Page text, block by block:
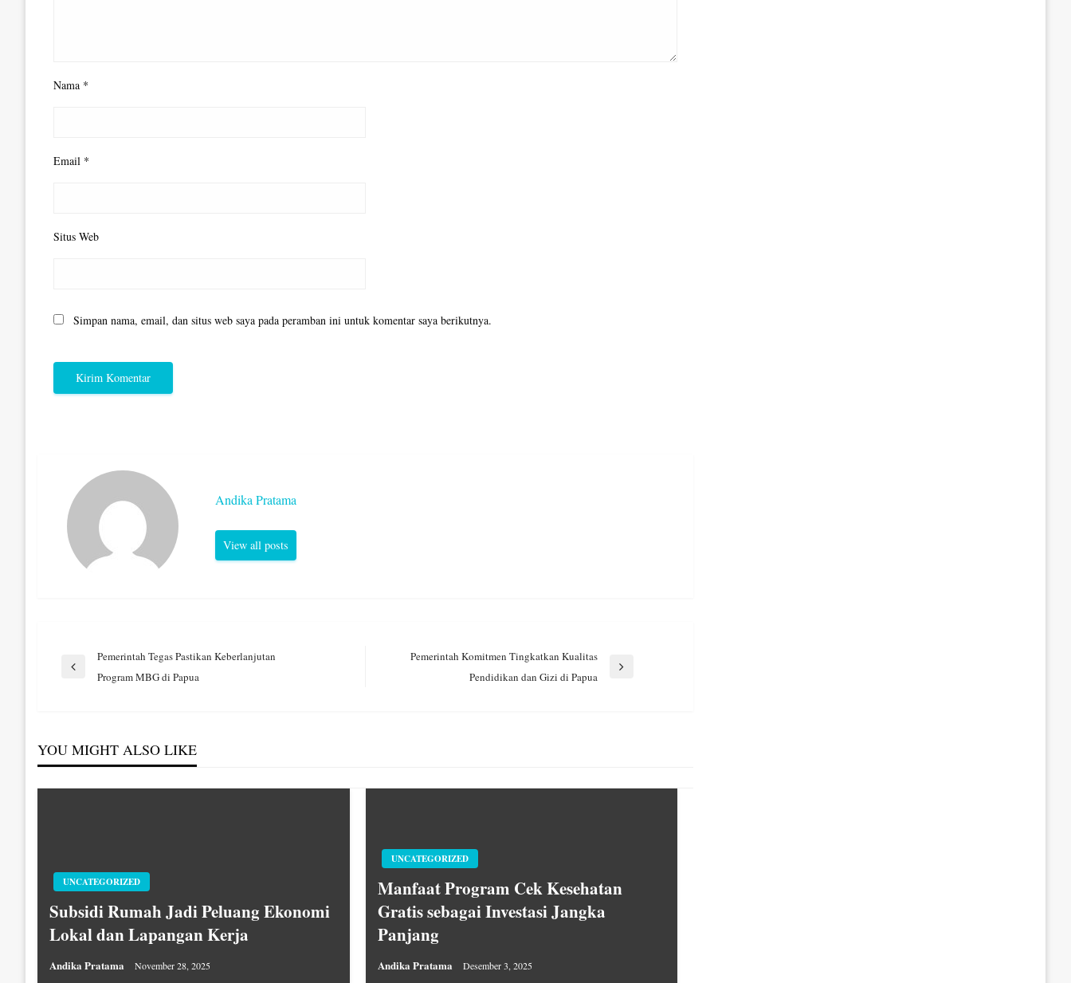
Nama *
Email *
Situs Web
Simpan nama, email, dan situs web saya pada peramban ini untuk komentar saya berikutnya.
Andika Pratama
View all posts
Navigasi
Previous
Pemerintah Tegas Pastikan Keberlanjutan
Program MBG di Papua
Pemerintah Komitmen Tingkatkan Kualitas
Pendidikan dan Gizi di Papua
YOU MIGHT ALSO LIKE
UNCATEGORIZED
Subsidi Rumah Jadi Peluang Ekonomi
Lokal dan Lapangan Kerja
Andika Pratama November 28, 2025
UNCATEGORIZED
Manfaat Program Cek Kesehatan
Gratis sebagai Investasi Jangka
Panjang
Andika Pratama Desember 3, 2025